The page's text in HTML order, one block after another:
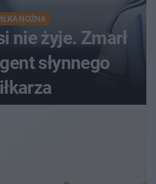
NOŻNA
nie żyje. Zmarł
słynnego